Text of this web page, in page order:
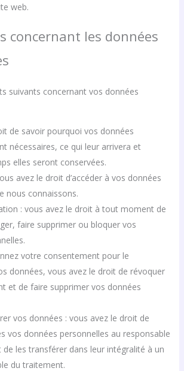
web.
concernant les données
suivants concernant vos données
de savoir pourquoi vos données
nécessaires, ce qui leur arrivera et
elles seront conservées.
avez le droit d’accéder à vos données
nous connaissons.
: vous avez le droit à tout moment de
faire supprimer ou bloquer vos
votre consentement pour le
données, vous avez le droit de révoquer
et de faire supprimer vos données
vos données : vous avez le droit de
vos données personnelles au responsable
les transférer dans leur intégralité à un
du traitement.